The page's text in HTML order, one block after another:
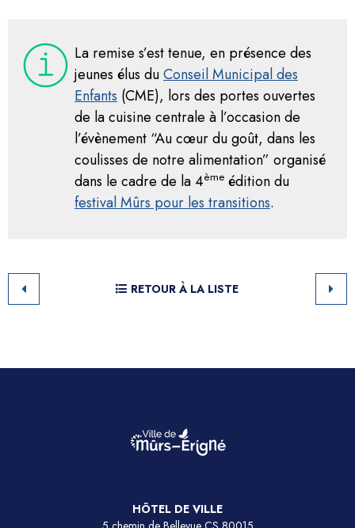
La remise s’est tenue, en présence des
jeunes élus duConseil Municipal des
Enfants (CME), lors des portes ouvertes
de la cuisine centrale à l’occasion de
l’évènement “Au cœur du goût, dans les
coulisses de notre alimentation” organisé
dans le cadre de la 4ème édition du
festival Mûrs pour les transitions.
RETOUR À LA LISTE
HÔTEL DE VILLE